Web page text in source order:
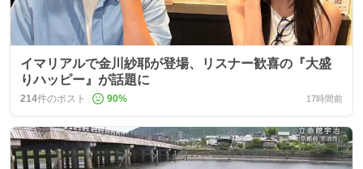
イマリアルで金川紗耶が登場、リスナー歓喜の『大盛
りハッピー』が話題に
214件のポスト 90% 17時間前